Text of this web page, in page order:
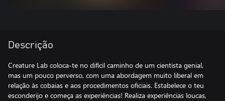
Descrição
Creature Lab coloca-te no difícil caminho de um cientista genial,
mas um pouco perverso, com uma abordagem muito liberal em
relação às cobaias e aos procedimentos oficiais. Estabelece o teu
esconderijo e começa as experiências! Realiza experiências loucas,